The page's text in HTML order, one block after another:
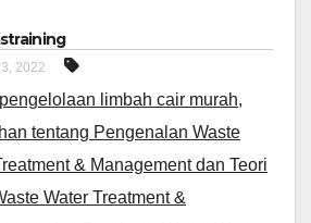
2022
limbah cair murah,
tentang Pengenalan Waste
& Management dan Teori
Water Treatment &